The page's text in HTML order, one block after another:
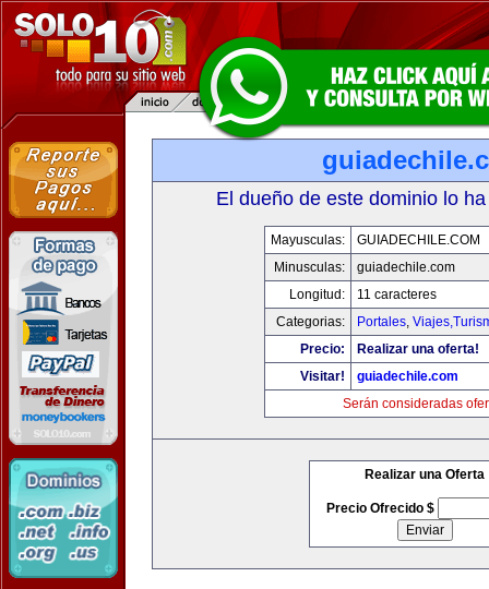
El dueño de este dominio lo
Mayusculas:
GUIADECHILE.COM
Minusculas:
guiadechile.com
Longitud:
11 caracteres
Categorias:
Portales,
Precio:
Realizar una oferta!
Visitar!
guiadechile.com
Serán consideradas
Realizar una Oferta
Precio Ofrecido $